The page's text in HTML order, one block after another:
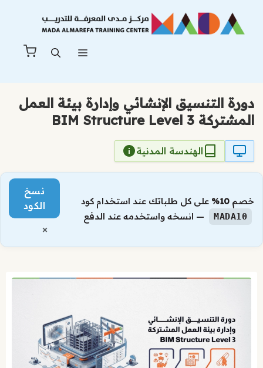
المحتوى
دورة التنسيق الإنشائي وإدارة بيئة العمل
المشتركة BIM Structure Level 3
الهندسة المدنية
خصم 10% على كل طلباتك عند استخدام كود
MADA10 — انسخه واستخدمه عند الدفع
نسخ
الكود
×